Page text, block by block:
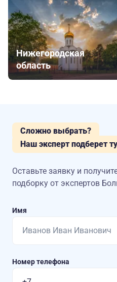
Нижегородская
область
Сложно выбрать?
Наш эксперт подберет
Оставьте заявку и
подборку от экспертов
Имя
Номер телефона